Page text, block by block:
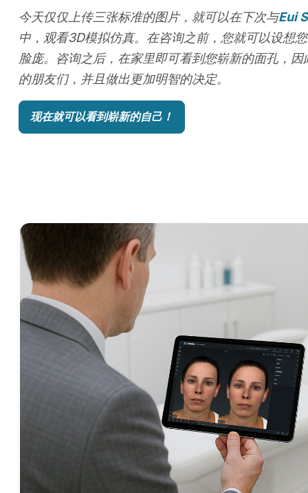
今天仅仅上传三张标准的图片，就可以在下次与Eui
中，观看3D模拟仿真。在咨询之前，您就可以设想
脸庞。咨询之后，在家里即可看到您崭新的面孔，
的朋友们，并且做出更加明智的决定。
现在就可以看到崭新的自己！